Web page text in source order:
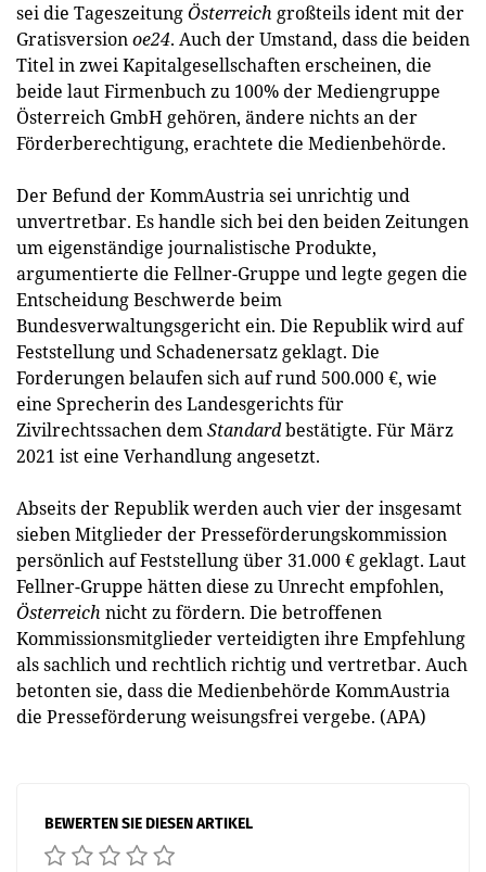
sei die TageszeitungÖsterreich großteils ident mit der
Gratisversionoe24. Auch der Umstand, dass die beiden
Titel in zwei Kapitalgesellschaften erscheinen, die
beide laut Firmenbuch zu 100% der Mediengruppe
Österreich GmbH gehören, ändere nichts an der
Förderberechtigung, erachtete die Medienbehörde.
Der Befund der KommAustria sei unrichtig und
unvertretbar. Es handle sich bei den beiden Zeitungen
um eigenständige journalistische Produkte,
argumentierte die Fellner-Gruppe und legte gegen die
Entscheidung Beschwerde beim
Bundesverwaltungsgericht ein. Die Republik wird auf
Feststellung und Schadenersatz geklagt. Die
Forderungen belaufen sich auf rund 500.000 €, wie
eine Sprecherin des Landesgerichts für
Zivilrechtssachen demStandardbestätigte. Für März
2021 ist eine Verhandlung angesetzt.
Abseits der Republik werden auch vier der insgesamt
sieben Mitglieder der Presseförderungskommission
persönlich auf Feststellung über 31.000 € geklagt. Laut
Fellner-Gruppe hätten diese zu Unrecht empfohlen,
Österreich nicht zu fördern. Die betroffenen
Kommissionsmitglieder verteidigten ihre Empfehlung
als sachlich und rechtlich richtig und vertretbar. Auch
betonten sie, dass die Medienbehörde KommAustria
die Presseförderung weisungsfrei vergebe. (APA)
BEWERTEN SIE DIESEN ARTIKEL